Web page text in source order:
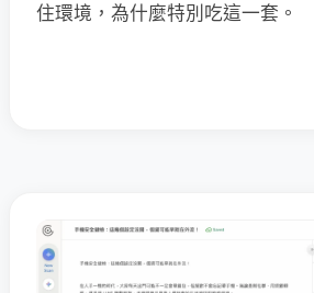
住環境，為什麼特別吃這一套。